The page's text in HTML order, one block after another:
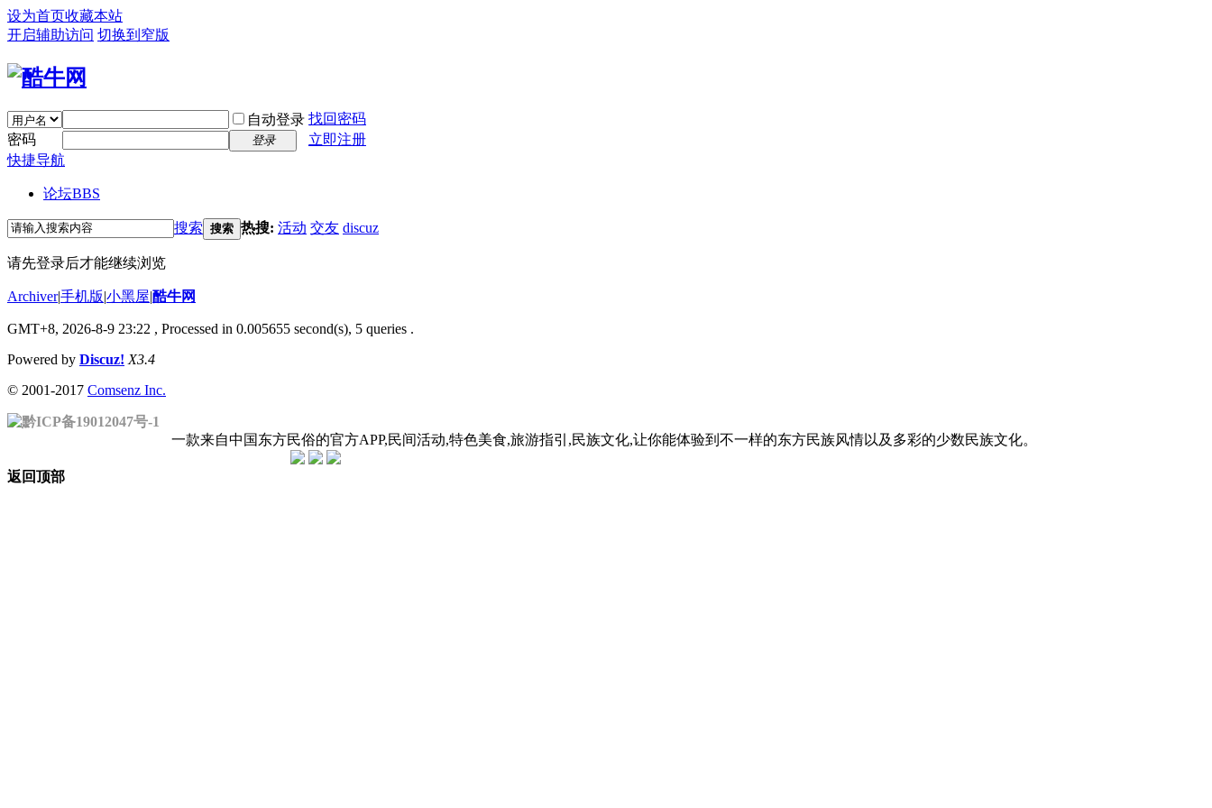
设为首页收藏本站
开启辅助访问 切换到窄版
自动登录 找回密码
密码
登录
立即注册
快捷导航
论坛BBS
搜索 搜索 热搜: 活动 交友 discuz
请先登录后才能继续浏览
Archiver|手机版|小黑屋|酷牛网
GMT+8, 2026-8-9 23:22 , Processed in 0.005655 second(s), 5 queries .
Powered by Discuz! X3.4
© 2001-2017 Comsenz Inc.
黔ICP备19012047号-1
一款来自中国东方民俗的官方APP,民间活动,特色美食,旅游指引,民族文化,让你能体验到不一样的东方民族风情以及多彩的少数民族文化。
返回顶部